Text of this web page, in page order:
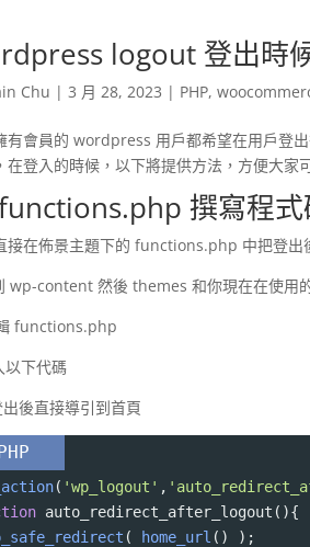
logout 登出時
Chu |3 月 28, 2023 | PHP,
有會員的 wordpress 用戶都希望在用戶登
在登入的時候，以下將提供方法，方便大家
撰寫程式
接在佈景主題下的 functions.php 中把登出
wp-content 然後 themes 和你現在在使用
functions.php
以下代碼
後直接導引到首頁
( 'wp_logout' ,
auto_redirect_after_logout (){
( home_url () );